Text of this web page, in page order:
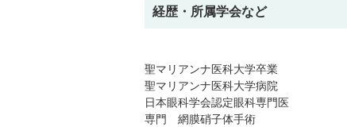
経歴・所属学会など
聖マリアンナ医科大学卒業
聖マリアンナ医科大学病院
日本眼科学会認定眼科専門医
専門 網膜硝子体手術